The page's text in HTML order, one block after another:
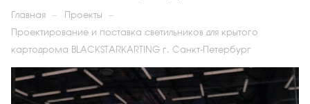
Главная — Проекты —
Проектирование и поставка светильников для крытого
картодрома BLACKSTARKARTING г. Санкт-Петербург